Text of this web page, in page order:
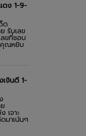
ดง 1-9-
ด
รับเลข
ลขที่ชอบ
คุณหยิบ
งินดี 1-
เจาะ
มาเน้นๆ